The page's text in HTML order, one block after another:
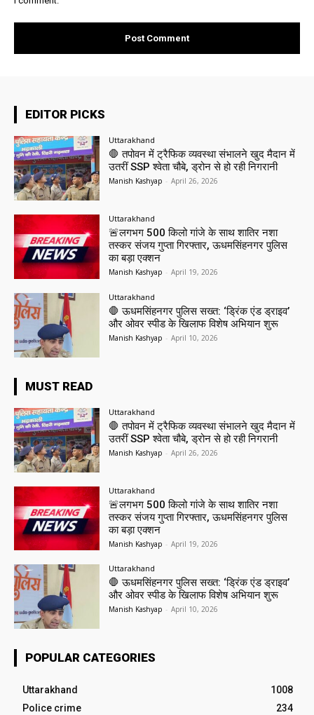
EDITOR PICKS
Uttarakhand
🛑 तपोवन में ट्रैफिक व्यवस्था संभालने खुद मैदान में
उतरीं SSP श्वेता चौबे, ड्रोन से हो रही निगरानी
Manish Kashyap - April 26, 2026
Uttarakhand
🚨लगभग 500 किलो गांजे के साथ शातिर नशा
तस्कर संजय गुप्ता गिरफ्तार, ऊधमसिंहनगर पुलिस
का बड़ा एक्शन
Manish Kashyap - April 19, 2026
Uttarakhand
🛑 ऊधमसिंहनगर पुलिस सख्त: ‘ड्रिंक एंड ड्राइव’
और ओवर स्पीड के खिलाफ विशेष अभियान शुरू
Manish Kashyap - April 10, 2026
MUST READ
Uttarakhand
🛑 तपोवन में ट्रैफिक व्यवस्था संभालने खुद मैदान में
उतरीं SSP श्वेता चौबे, ड्रोन से हो रही निगरानी
Manish Kashyap - April 26, 2026
Uttarakhand
🚨लगभग 500 किलो गांजे के साथ शातिर नशा
तस्कर संजय गुप्ता गिरफ्तार, ऊधमसिंहनगर पुलिस
का बड़ा एक्शन
Manish Kashyap - April 19, 2026
Uttarakhand
🛑 ऊधमसिंहनगर पुलिस सख्त: ‘ड्रिंक एंड ड्राइव’
और ओवर स्पीड के खिलाफ विशेष अभियान शुरू
Manish Kashyap - April 10, 2026
POPULAR CATEGORIES
Uttarakhand
1008
Police crime
234